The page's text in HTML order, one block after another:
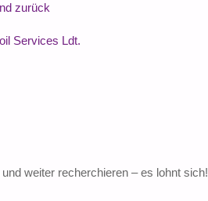
zurück
Services Ldt.
weiter recherchieren – es lohnt sich!